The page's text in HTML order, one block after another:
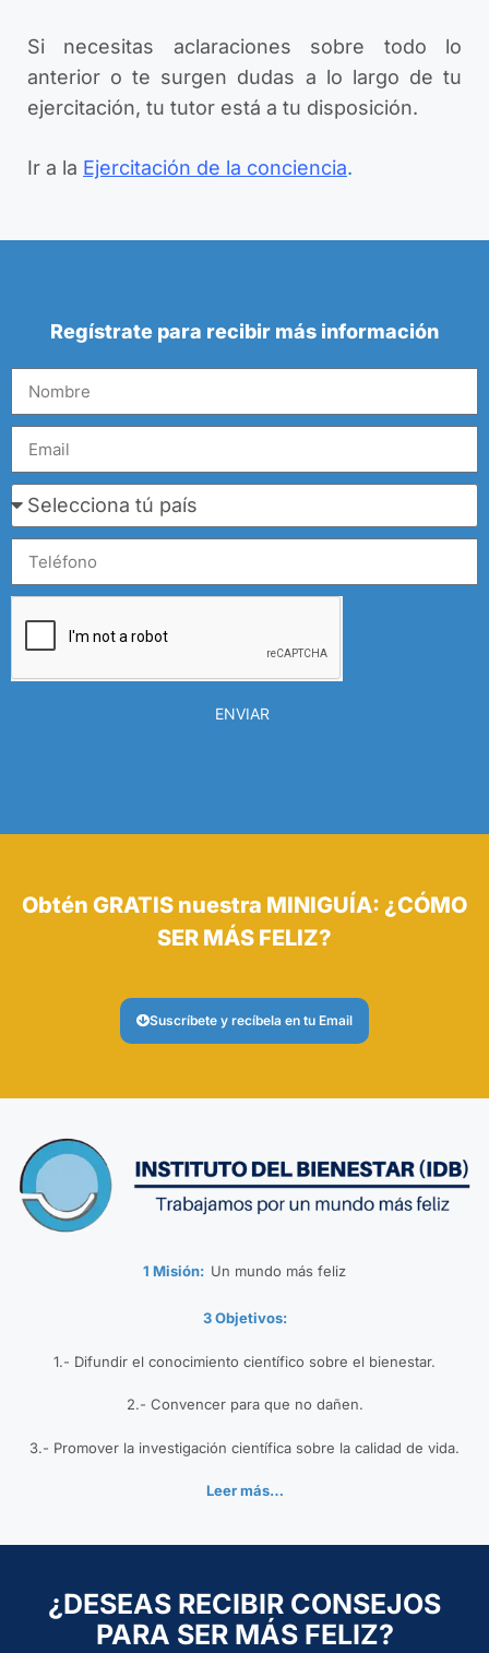
Si necesitas aclaraciones sobre todo lo
anterior o te surgen dudas a lo largo de tu
ejercitación, tu tutor está a tu disposición.
Ir a la Ejercitación de la conciencia.
Regístrate para recibir más información
ENVIAR
Obtén GRATIS nuestra MINIGUÍA: ¿CÓMO
SER MÁS FELIZ?
Suscríbete y recíbela en tu Email
1 Misión: Un mundo más feliz
3 Objetivos:
1.- Difundir el conocimiento científico sobre el bienestar.
2.- Convencer para que no dañen.
3.- Promover la investigación científica sobre la calidad de vida.
Leer más…
¿DESEAS RECIBIR CONSEJOS
PARA SER MÁS FELIZ?